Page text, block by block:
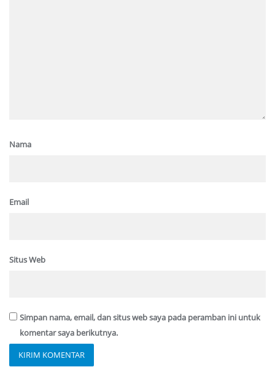
Nama
Email
Situs Web
Simpan nama, email, dan situs web saya pada peramban ini untuk
komentar saya berikutnya.